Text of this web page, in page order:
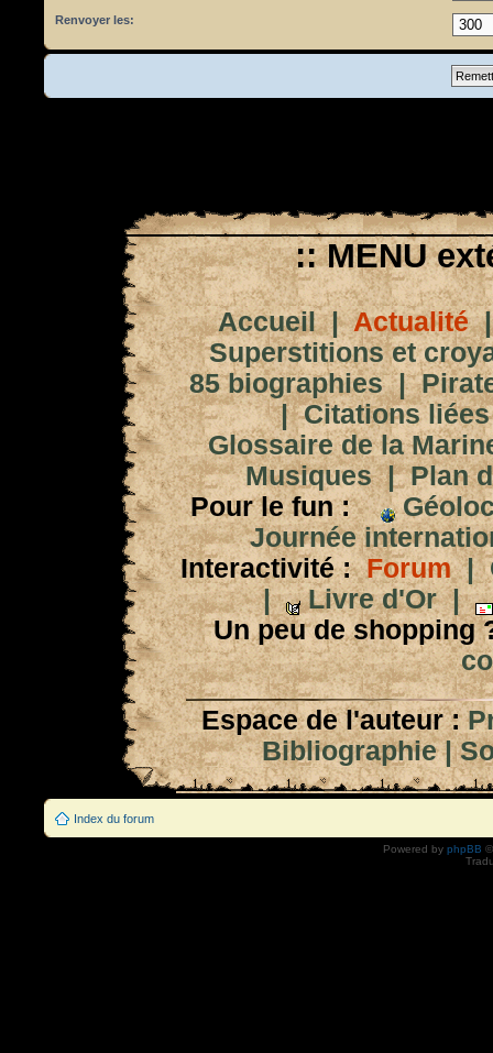
Renvoyer les:
:: MENU
Accueil|Actualité
Superstitions et
85 biographies|
|Citations
Glossaire de la
Musiques|Plan
Pour le fun :
Journée
Interactivité : Forum|
|
Livre d'Or|
Un peu de shopping
Espace de l'auteur :
Bibliographie|
Index du forum
Powered by phpBB